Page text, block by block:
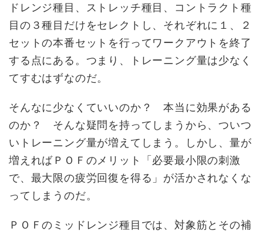
ドレンジ種目、ストレッチ種目、コントラクト種
目の３種目だけをセレクトし、それぞれに１、２
セットの本番セットを行ってワークアウトを終了
する点にある。つまり、トレーニング量は少なく
てすむはずなのだ。
そんなに少なくていいのか？ 本当に効果がある
のか？ そんな疑問を持ってしまうから、ついつ
いトレーニング量が増えてしまう。しかし、量が
増えればＰＯＦのメリット「必要最小限の刺激
で、最大限の疲労回復を得る」が活かされなくな
ってしまうのだ。
ＰＯＦのミッドレンジ種目では、対象筋とその補